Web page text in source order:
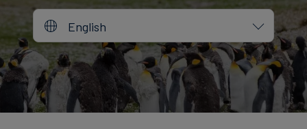
所
地
誠
実
エ
ル
ギ
ー・
電
後
イ
ベ
ン
ト
English